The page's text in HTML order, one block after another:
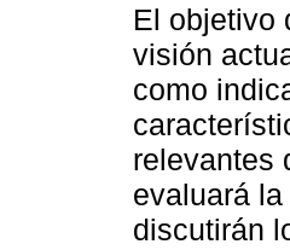
El objetivo
visión
como
relevantes
evaluará
discutirán